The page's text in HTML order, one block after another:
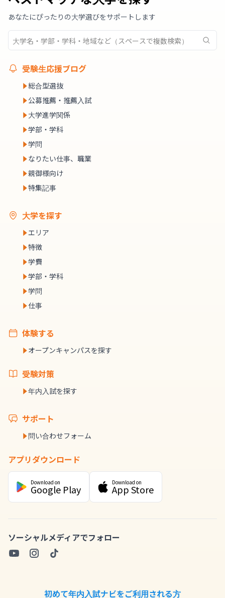
あなたにぴったりの大学選びをサポートします
受験生応援ブログ
総合型選抜
公募推薦・推薦入試
大学進学関係
学部・学科
学問
なりたい仕事、職業
親御様向け
特集記事
大学を探す
エリア
特徴
学費
学部・学科
学問
仕事
体験する
オープンキャンパスを探す
受験対策
年内入試を探す
サポート
問い合わせフォーム
アプリダウンロード
Download on
Google Play
Download on
App Store
ソーシャルメディアでフォロー
初めて年内入試ナビをご利用される方